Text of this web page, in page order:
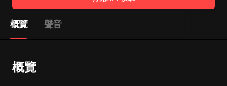
概覽 聲音
概覽